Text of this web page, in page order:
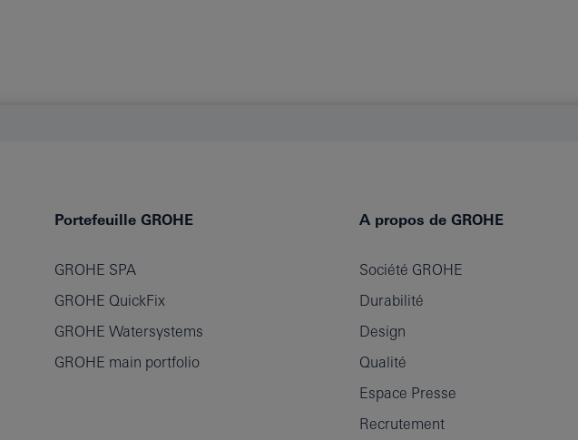
Portefeuille GROHE
GROHE SPA
GROHE QuickFix
GROHE Watersystems
GROHE main portfolio
A propos de GROHE
Société GROHE
Durabilité
Design
Qualité
Espace Presse
Recrutement